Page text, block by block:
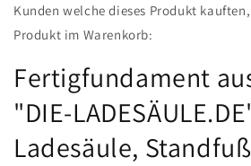
in
öffnen
Kunden welche dieses Produkt
Produkt im Warenkorb:
Fertigfundament
"DIE-
Ladesäule,